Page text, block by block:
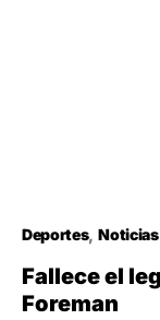
Deportes Noticias
Fallece el
Foreman